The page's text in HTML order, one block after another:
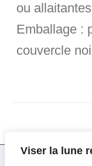
Viser la lune
ou
Emballage :
couvercle